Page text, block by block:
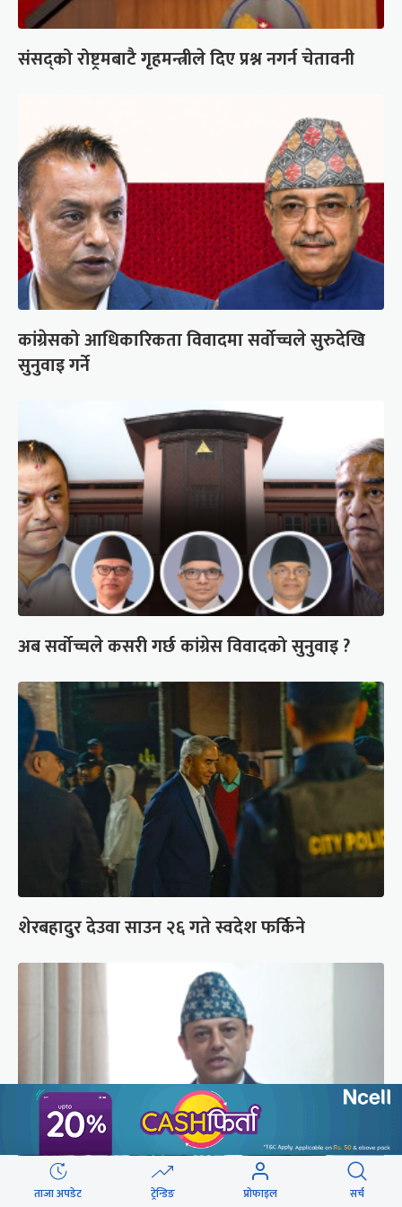
संसद्को रोष्ट्रमबाटै गृहमन्त्रीले दिए प्रश्न नगर्न चेतावनी
कांग्रेसको आधिकारिकता विवादमा सर्वोच्चले सुरुदेखि
सुनुवाइ गर्ने
अब सर्वोच्चले कसरी गर्छ कांग्रेस विवादको सुनुवाइ ?
शेरबहादुर देउवा साउन २६ गते स्वदेश फर्किने
ताजा अपडेट ट्रेन्डिङ प्रोफाइल सर्च